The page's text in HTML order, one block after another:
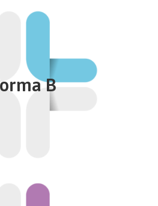
B
Forma B
contributi
pubblico e sostitutiva per
ambulatoriale
Forma C